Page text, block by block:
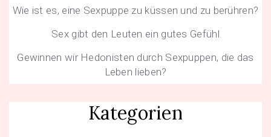
Wie ist es, eine Sexpuppe zu küssen und zu berühren?
Sex gibt den Leuten ein gutes Gefühl
Gewinnen wir Hedonisten durch Sexpuppen, die das
Leben lieben?
Kategorien